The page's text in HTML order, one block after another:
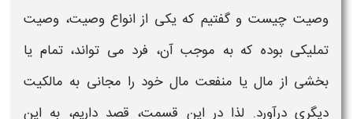
وصیت چیست و گفتیم که یکی از انواع وصیت، وصیت
تملیکی بوده که به موجب آن، فرد می تواند، تمام یا
بخشی از مال یا منفعت مال خود را مجانی به مالکیت
دیگری درآورد. لذا در این قسمت، قصد داریم، به این